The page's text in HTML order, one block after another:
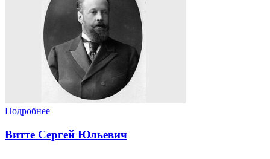
Подробнее
Витте Сергей Юльевич